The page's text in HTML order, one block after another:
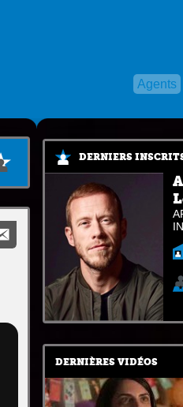
Agents
DERNIERS
DERNIÈRES VIDÉOS